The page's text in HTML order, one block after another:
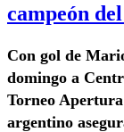
campeón
Con gol de
domingo a
Torneo
argentino